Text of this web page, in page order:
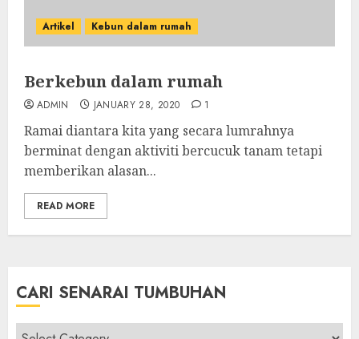
Artikel Kebun dalam rumah
Berkebun dalam rumah
ADMIN JANUARY 28, 2020 1
Ramai diantara kita yang secara lumrahnya
berminat dengan aktiviti bercucuk tanam tetapi
memberikan alasan...
READ MORE
CARI SENARAI TUMBUHAN
Cari